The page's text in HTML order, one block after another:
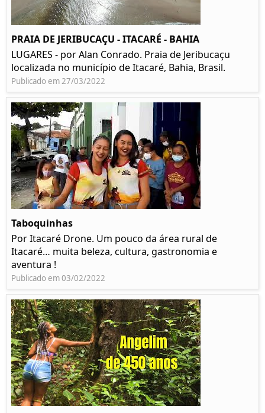
PRAIA DE JERIBUCAÇU - ITACARÉ - BAHIA
LUGARES - por Alan Conrado. Praia de Jeribucaçu
localizada no município de Itacaré, Bahia, Brasil.
Publicado em 27/03/2022
Taboquinhas
Por Itacaré Drone. Um pouco da área rural de
Itacaré… muita beleza, cultura, gastronomia e
aventura !
Publicado em 03/02/2022